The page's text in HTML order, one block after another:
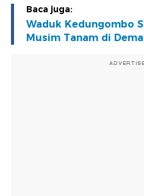
Baca juga:
Waduk Kedungombo
Musim Tanam di